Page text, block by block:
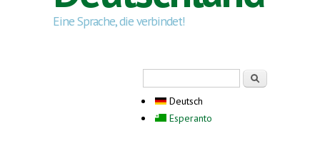
Eine Sprache, die verbindet!
Deutsch
Esperanto